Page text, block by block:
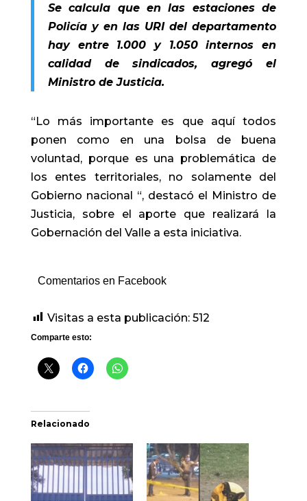
Se calcula que en las estaciones de
Policía y en las URI del departamento
hay entre 1.000 y 1.050 internos en
calidad de sindicados, agregó el
Ministro de Justicia.
“Lo más importante es que aquí todos
ponen como en una bolsa de buena
voluntad, porque es una problemática de
los entes territoriales, no solamente del
Gobierno nacional “, destacó el Ministro de
Justicia, sobre el aporte que realizará la
Gobernación del Valle a esta iniciativa.
Comentarios en Facebook
Visitas a esta publicación: 512
Comparte esto:
Relacionado